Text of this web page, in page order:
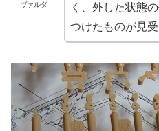
ヴァルダ
く、外した状態
つけたものが見受